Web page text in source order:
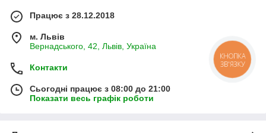
Працює з 28.12.2018
м. Львів
Вернадського, 42, Львів, Україна
Контакти
Сьогодні працює з 08:00 до 21:00
Показати весь графік роботи
КНОПКА
ЗВ'ЯЗКУ